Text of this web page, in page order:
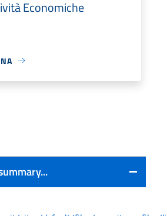
Economiche